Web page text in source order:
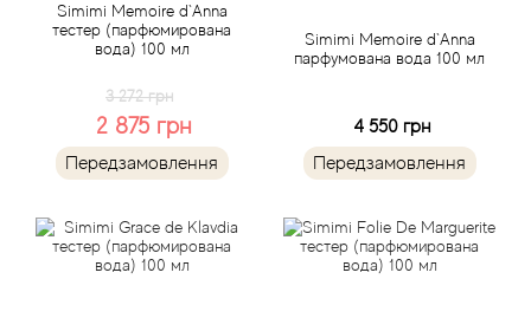
Simimi Memoire d`Anna
тестер (парфюмирована
вода) 100 мл
3 272 грн
2 875 грн
Передзамовлення
Simimi Memoire d`Anna
парфумована вода 100 мл
4 550 грн
Передзамовлення
Agatha Ruiz de la Prada
Agent Provocateur
Agonist
Aigner